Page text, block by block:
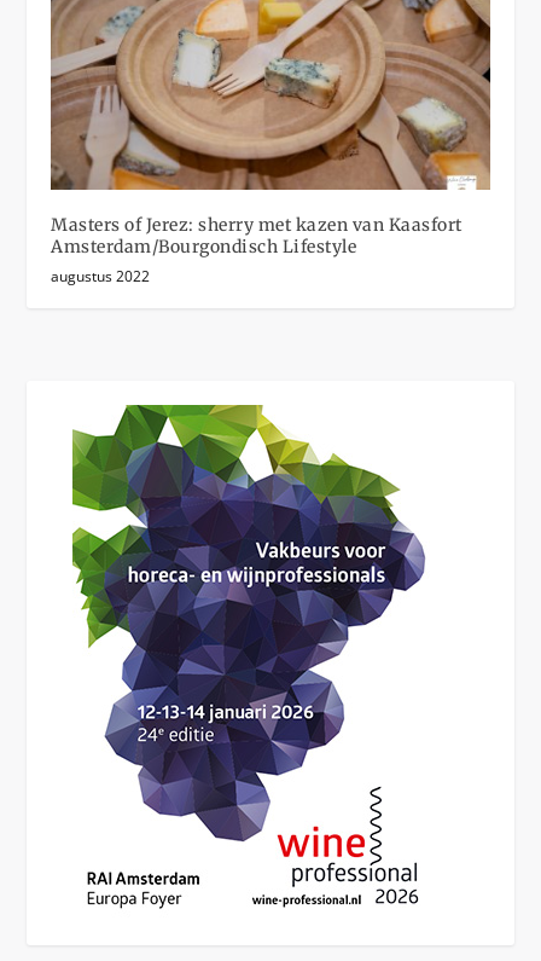
Masters of Jerez: sherry met kazen van Kaasfort
Amsterdam/Bourgondisch Lifestyle
augustus 2022